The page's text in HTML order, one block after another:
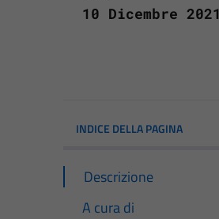
10 Dicembre 2021
INDICE DELLA PAGINA
Descrizione
A cura di